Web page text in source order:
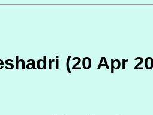
(20 Apr